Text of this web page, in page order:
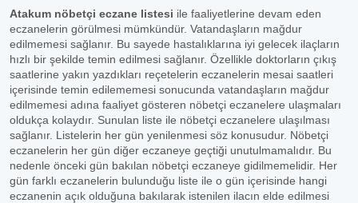
Atakum nöbetçi eczane listesi ile faaliyetlerine devam eden
eczanelerin görülmesi mümkündür. Vatandaşların mağdur
edilmemesi sağlanır. Bu sayede hastalıklarına iyi gelecek ilaçların
hızlı bir şekilde temin edilmesi sağlanır. Özellikle doktorların çıkış
saatlerine yakın yazdıkları reçetelerin eczanelerin mesai saatleri
içerisinde temin edilememesi sonucunda vatandaşların mağdur
edilmemesi adına faaliyet gösteren nöbetçi eczanelere ulaşmaları
oldukça kolaydır. Sunulan liste ile nöbetçi eczanelere ulaşılması
sağlanır. Listelerin her gün yenilenmesi söz konusudur. Nöbetçi
eczanelerin her gün diğer eczaneye geçtiği unutulmamalıdır. Bu
nedenle önceki gün bakılan nöbetçi eczaneye gidilmemelidir. Her
gün farklı eczanelerin bulunduğu liste ile o gün içerisinde hangi
eczanenin açık olduğuna bakılarak istenilen ilacın elde edilmesi